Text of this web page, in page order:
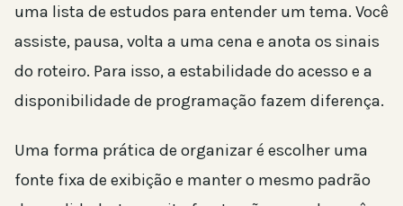
uma lista de estudos para entender um tema. Você
assiste, pausa, volta a uma cena e anota os sinais
do roteiro. Para isso, a estabilidade do acesso e a
disponibilidade de programação fazem diferença.
Uma forma prática de organizar é escolher uma
fonte fixa de exibição e manter o mesmo padrão